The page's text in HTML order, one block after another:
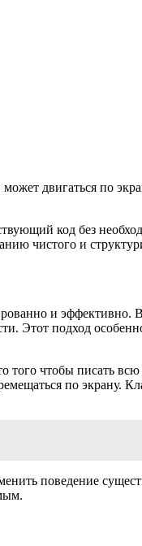
двигаться по
код без
чистого и
и эффективно.
Этот подход
того чтобы писать
по экрану.
поведение